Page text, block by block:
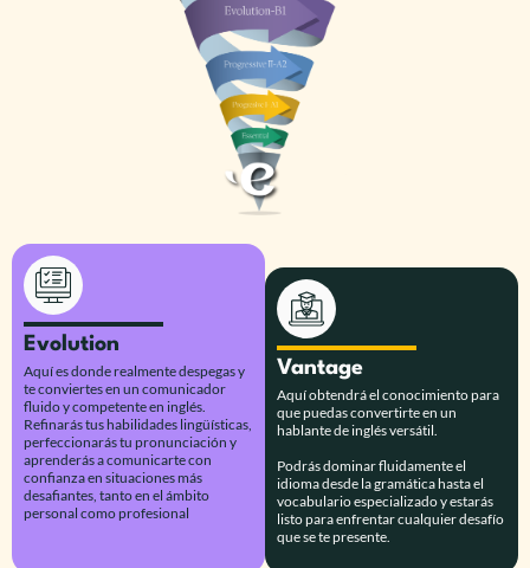
Evolution
Aquí es donde realmente despegas y
te conviertes en un comunicador
fluido y competente en inglés.
Refinarás tus habilidades lingüísticas,
perfeccionarás tu pronunciación y
aprenderás a comunicarte con
confianza en situaciones más
desafiantes, tanto en el ámbito
personal como profesional
Vantage
Aquí obtendrá el conocimiento para
que puedas convertirte en un
hablante de inglés versátil.
Podrás dominar fluidamente el
idioma desde la gramática hasta el
vocabulario especializado y estarás
listo para enfrentar cualquier desafío
que se te presente.